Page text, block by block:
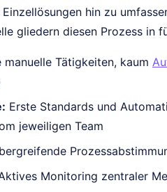
hin zu
gliedern diesen Prozess in
manuelle Tätigkeiten, kaum
Erste Standards und
jeweiligen Team
Monitoring zentraler